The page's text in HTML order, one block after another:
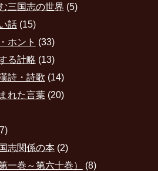
三国志の世界 (5)
話(15)
ホント (33)
る計略 (13)
詩・詩歌 (14)
れた言葉(20)
志関係の本(2)
一巻～第六十巻） (8)